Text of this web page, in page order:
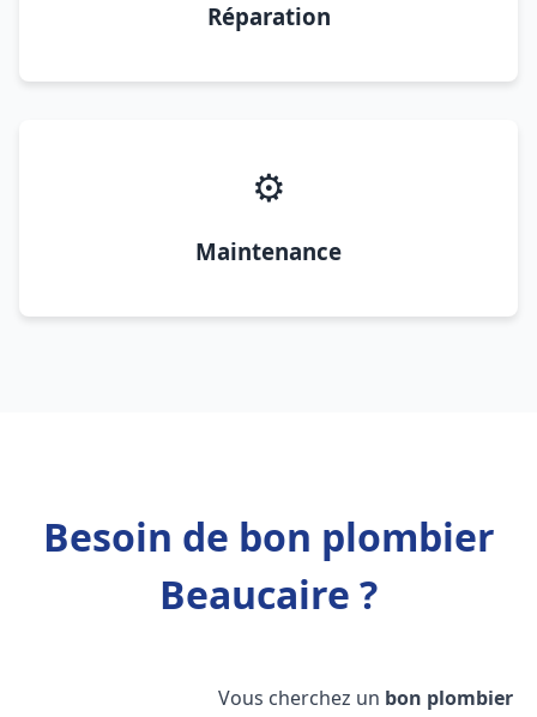
Réparation
⚙️
Maintenance
Besoin de bon plombier
Beaucaire ?
Vous cherchez un bon plombier